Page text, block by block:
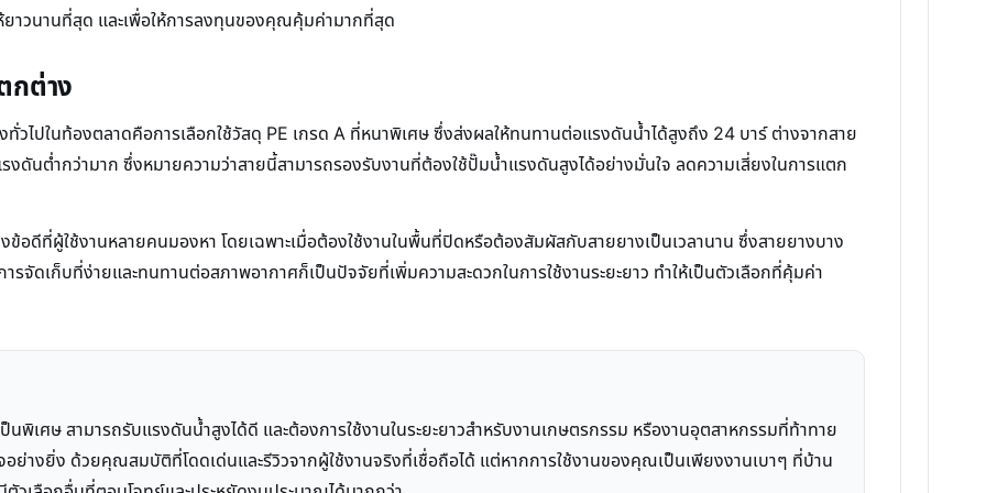
าวนานที่สุด และเพื่อให้การลงทุนของคุณคุ้มค่ามากที่สุด
กต่าง
วไปในท้องตลาดคือการเลือกใช้วัสดุ PE เกรด A ที่หนาพิเศษ ซึ่งส่งผลให้ทนทานต่อแรงดันน้ำได้สูงถึง 24 บาร์ ต่างจากสาย
ดันต่ำกว่ามาก ซึ่งหมายความว่าสายนี้สามารถรองรับงานที่ต้องใช้ปั๊มน้ำแรงดันสูงได้อย่างมั่นใจ ลดความเสี่ยงในการแตก
ดีที่ผู้ใช้งานหลายคนมองหา โดยเฉพาะเมื่อต้องใช้งานในพื้นที่ปิดหรือต้องสัมผัสกับสายยางเป็นเวลานาน ซึ่งสายยางบาง
จัดเก็บที่ง่ายและทนทานต่อสภาพอากาศก็เป็นปัจจัยที่เพิ่มความสะดวกในการใช้งานระยะยาว ทำให้เป็นตัวเลือกที่คุ้มค่า
เศษ สามารถรับแรงดันน้ำสูงได้ดี และต้องการใช้งานในระยะยาวสำหรับงานเกษตรกรรม หรืองานอุตสาหกรรมที่ท้าทาย
ย่างยิ่ง ด้วยคุณสมบัติที่โดดเด่นและรีวิวจากผู้ใช้งานจริงที่เชื่อถือได้ แต่หากการใช้งานของคุณเป็นเพียงงานเบาๆ ที่บ้าน